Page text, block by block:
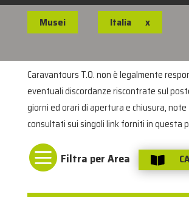
Musei Italia x
Caravantours T.O. non è legalmente
eventuali discordanze riscontrate sul
giorni ed orari di apertura e chiusura, note
consultati sui singoli link forniti in questa
 